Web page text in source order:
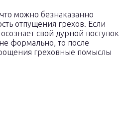
можно безнаказанно
отпущения грехов. Если
свой дурной поступок
формально, то после
греховные помыслы